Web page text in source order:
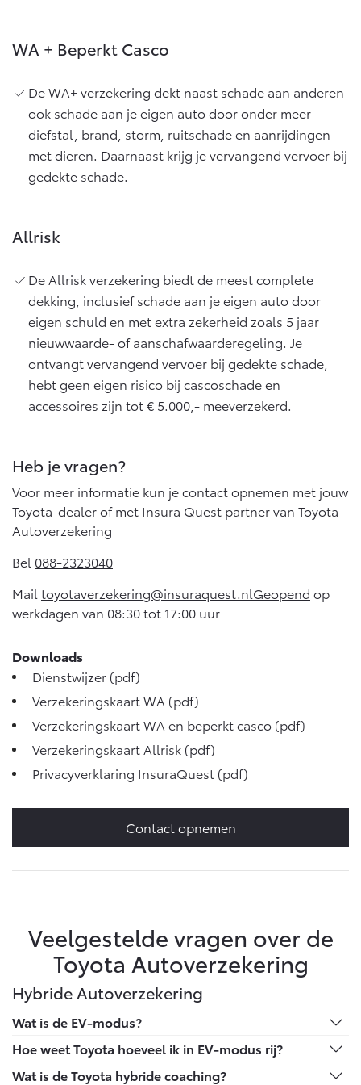
WA + Beperkt Casco
De WA+ verzekering dekt naast schade aan anderen
ook schade aan je eigen auto door onder meer
diefstal, brand, storm, ruitschade en aanrijdingen
met dieren. Daarnaast krijg je vervangend vervoer bij
gedekte schade.
Allrisk
De Allrisk verzekering biedt de meest complete
dekking, inclusief schade aan je eigen auto door
eigen schuld en met extra zekerheid zoals 5 jaar
nieuwwaarde- of aanschafwaarderegeling. Je
ontvangt vervangend vervoer bij gedekte schade,
hebt geen eigen risico bij cascoschade en
accessoires zijn tot € 5.000,- meeverzekerd.
Heb je vragen?
Voor meer informatie kun je contact opnemen met jouw
Toyota-dealer of met Insura Quest partner van Toyota
Autoverzekering
Bel 088-2323040
Mail toyotaverzekering@insuraquest.nlGeopend op
werkdagen van 08:30 tot 17:00 uur
Downloads
Dienstwijzer (pdf)
Verzekeringskaart WA (pdf)
Verzekeringskaart WA en beperkt casco (pdf)
Verzekeringskaart Allrisk (pdf)
Privacyverklaring InsuraQuest (pdf)
Contact opnemen
Veelgestelde vragen over de
Toyota Autoverzekering
Hybride Autoverzekering
Wat is de EV-modus?
In EV-modus rijden betekent het rijden op alleen de
elektromotor, zonder benzinemotor. Je Toyota schakelt
Hoe weet Toyota hoeveel ik in EV-modus rij?
De nieuwste Toyota-auto's zijn volledig verbonden via
Wat is de Toyota hybride coaching?